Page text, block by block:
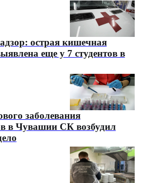
острая кишечная
еще у 7 студентов в
заболевания
в Чувашии СК возбудил